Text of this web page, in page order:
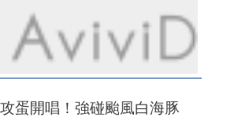
蛋開唱！強碰颱風白海豚